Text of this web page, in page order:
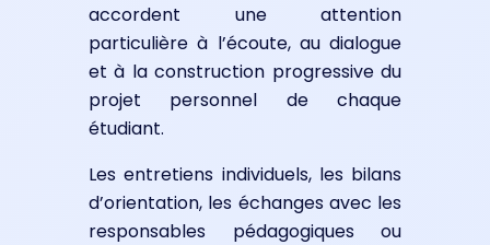
accordent une attention
particulière à l’écoute, au dialogue
et à la construction progressive du
projet personnel de chaque
étudiant.
Les entretiens individuels, les bilans
d’orientation, les échanges avec les
responsables pédagogiques ou